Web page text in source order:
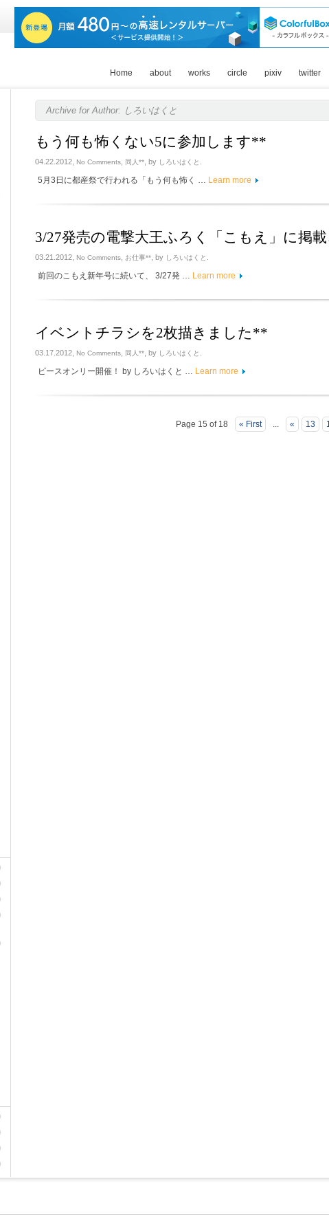
Home about works circle pixiv twitter
Archive for Author: しろいはくと
もう何も怖くない5に参加します**
04.22.2012, No Comments 同人** , by しろいはくと
5月3日に都産祭で行われる「もう何も怖く … Learn more
3/27発売の電撃大王ふろく「こもえ」に掲
03.21.2012, No Comments お仕事** , by しろいはくと
前回のこもえ新年号に続いて、 3/27発 … Learn more
イベントチラシを2枚描きました**
03.17.2012, No Comments 同人** , by しろいはくと
ピースオンリー開催！ by しろいはくと … Learn more
Page 15 of 18 « First « 13